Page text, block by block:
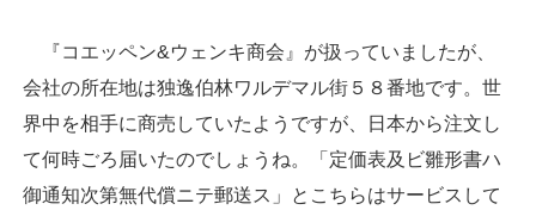
『コエッペン&ウェンキ商会』が扱っていましたが、
会社の所在地は独逸伯林ワルデマル街５８番地です。世
界中を相手に商売していたようですが、日本から注文し
て何時ごろ届いたのでしょうね。「定価表及ビ雛形書ハ
御通知次第無代償ニテ郵送ス」とこちらはサービスして